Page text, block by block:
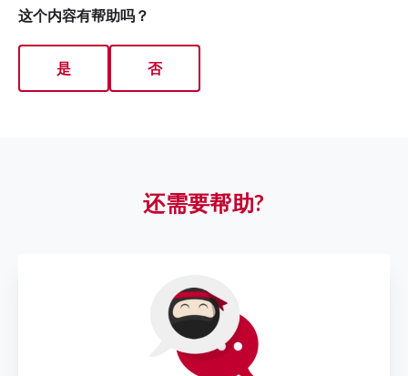
这个内容有帮助吗？
是 否
还需要帮助?